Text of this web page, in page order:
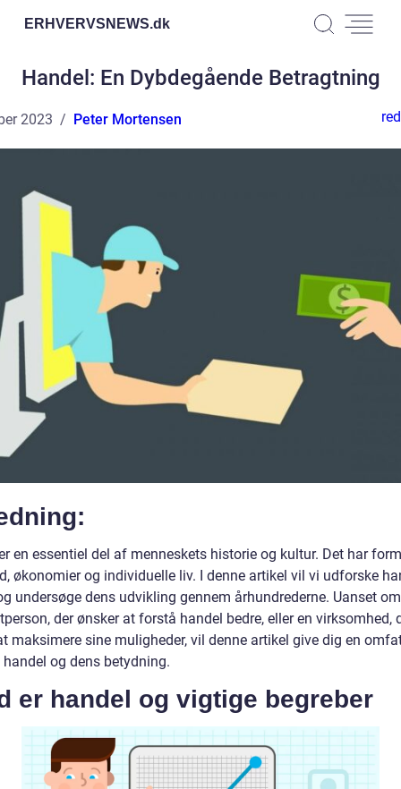
ERHVERVSNEWS.dk
Handel: En Dybdegående Betragtning
2023 Peter Mortensen
en essentiel del af menneskets historie og kultur. Det har
økonomier og individuelle liv. I denne artikel vil vi udforske
undersøge dens udvikling gennem århundrederne. Uanset
der ønsker at forstå handel bedre, eller en virksomhed,
maksimere sine muligheder, vil denne artikel give dig en
og dens betydning.
er handel og vigtige begreber